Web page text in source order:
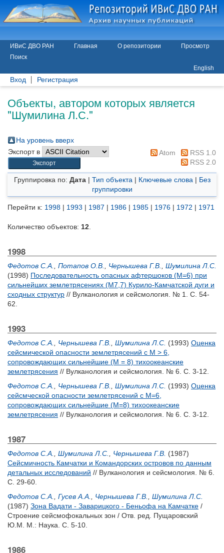
ИВиС ДВО РАН Главная О репозитории
Просмотр
Поиск
English
Вход Регистрация
Объекты, автором которых является
"Шумилина Л.С."
На уровень вверх
Экспорт в
Atom
RSS 1.0
RSS 2.0
Группировка по: Дата| Тип объекта | Ключевые слова | Без
группировки
Перейти к: 1998 | 1993 | 1987 | 1986 | 1985 | 1976 | 1972 | 1971
Количество объектов: 12
1998
Федотов С.А. Потапов О.В. Чернышева Г.В.
Шумилина Л.С.
(1998) Последовательность опасных афтершоков (М=6) при
сильнейших землетрясениях (М7,7) Курило-Камчатской дуги и
сходных структур // Вулканология и сейсмология. № 1. С. 54-
62.
1993
Федотов С.А. Чернышева Г.В. Шумилина Л.С. (1993) Оценка
сейсмической опасности землетрясений с М > 6,
сопровождающих сильнейшие (М = 8) тихоокеанские
землетрясения // Вулканология и сейсмология. № 6. С. 3-12.
Федотов С.А.
Чернышева Г.В. Шумилина Л.С. (1993) Оценка
сейсмческой опасности землетрясений с М=6,
сопровождающих сильнейшие (М=8) тихоокеанские
землетрясения // Вулканология и сейсмология. № 6. С. 3-12.
1987
Федотов С.А. Шумилина Л.С. Чернышева Г.В. (1987)
Сейсмичность Камчатки и Командорских островов по данным
детальных исследований // Вулканология и сейсмология. № 6.
С. 29-60.
Федотов С.А.
Гусев А.А. Чернышева Г.В.
Шумилина Л.С.
(1987) Зона Вадати - Заварицкого - Беньофа на Камчатке /
Строение сейсмофокальных зон / Отв. ред. Пущаровский
Ю.М.
М.: Наука. С. 5-10.
1986